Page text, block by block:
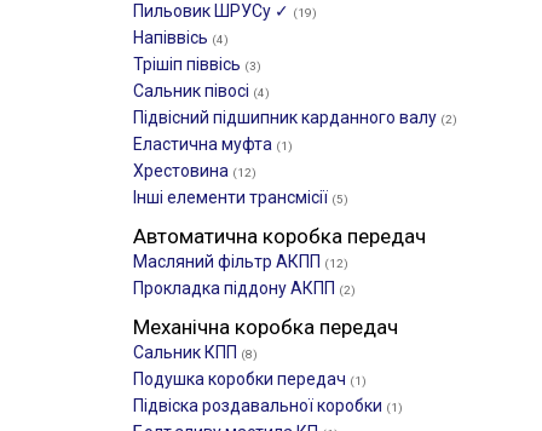
Пильовик ШРУСу ✓ (19)
Напіввісь (4)
Трішіп піввісь (3)
Сальник півосі (4)
Підвісний підшипник карданного валу (2)
Еластична муфта (1)
Хрестовина (12)
Інші елементи трансмісії (5)
Автоматична коробка передач
Масляний фільтр АКПП (12)
Прокладка піддону АКПП (2)
Механічна коробка передач
Сальник КПП (8)
Подушка коробки передач (1)
Підвіска роздавальної коробки (1)